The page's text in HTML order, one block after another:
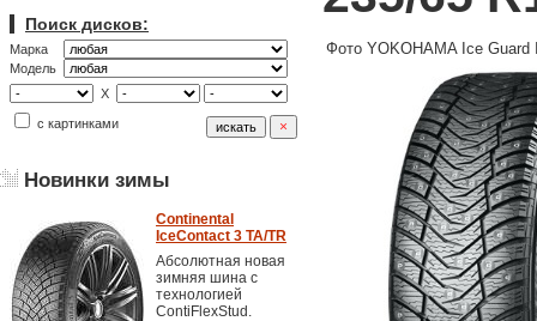
Поиск дисков:
Марка
Модель
X
с картинками
Новинки зимы
Continental
IceContact 3 TA/TR
Абсолютная новая
зимняя шина с
технологией
ContiFlexStud.
Фото YOKOHAMA Ice Guard